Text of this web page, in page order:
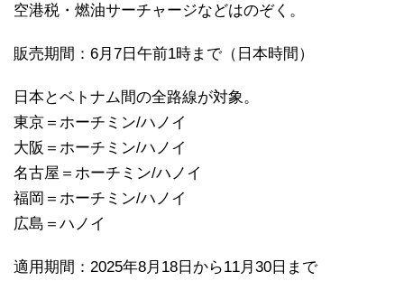
空港税・燃油サーチャージなどはのぞく。
販売期間：6月7日午前1時まで（日本時間）
日本とベトナム間の全路線が対象。
東京＝ホーチミン/ハノイ
大阪＝ホーチミン/ハノイ
名古屋＝ホーチミン/ハノイ
福岡＝ホーチミン/ハノイ
広島＝ハノイ
適用期間：2025年8月18日から11月30日まで